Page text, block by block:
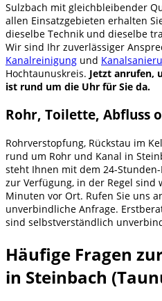
Sulzbach mit gleichbleibender
allen Einsatzgebieten erhalten
dieselbe Technik und dieselbe
Wir sind Ihr zuverlässiger
Kanalreinigung und
Hochtaunuskreis. Jetzt anrufen,
ist rund um die Uhr für Sie da.
Rohr, Toilette, Abfluss
Rohrverstopfung, Rückstau im
rund um Rohr und Kanal in
steht Ihnen mit dem 24-
zur Verfügung, in der Regel sind
Minuten vor Ort. Rufen Sie uns
unverbindliche Anfrage.
sind selbstverständlich
Häufige Fragen
in Steinbach